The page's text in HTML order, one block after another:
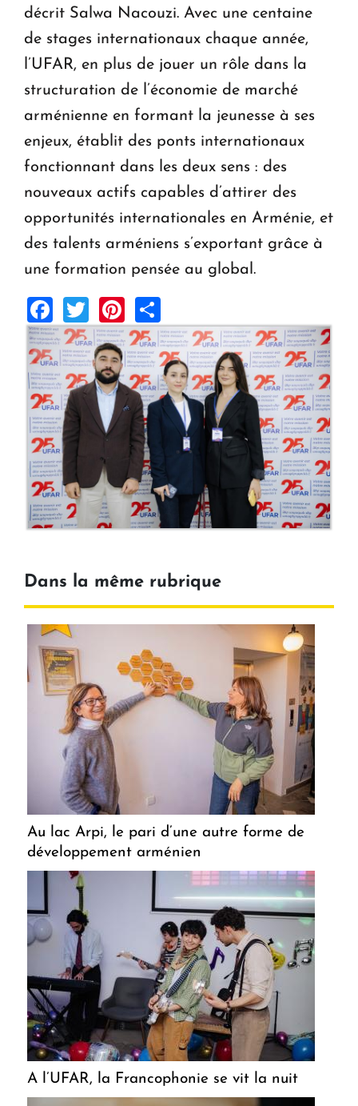
décrit Salwa Nacouzi. Avec une centaine
de stages internationaux chaque année,
l’UFAR, en plus de jouer un rôle dans la
structuration de l’économie de marché
arménienne en formant la jeunesse à ses
enjeux, établit des ponts internationaux
fonctionnant dans les deux sens : des
nouveaux actifs capables d’attirer des
opportunités internationales en Arménie, et
des talents arméniens s’exportant grâce à
une formation pensée au global.
Facebook
TwitterPinterest
Dans la même rubrique
Au lac Arpi, le pari d’une autre forme de
développement arménien
A l’UFAR, la Francophonie se vit la nuit